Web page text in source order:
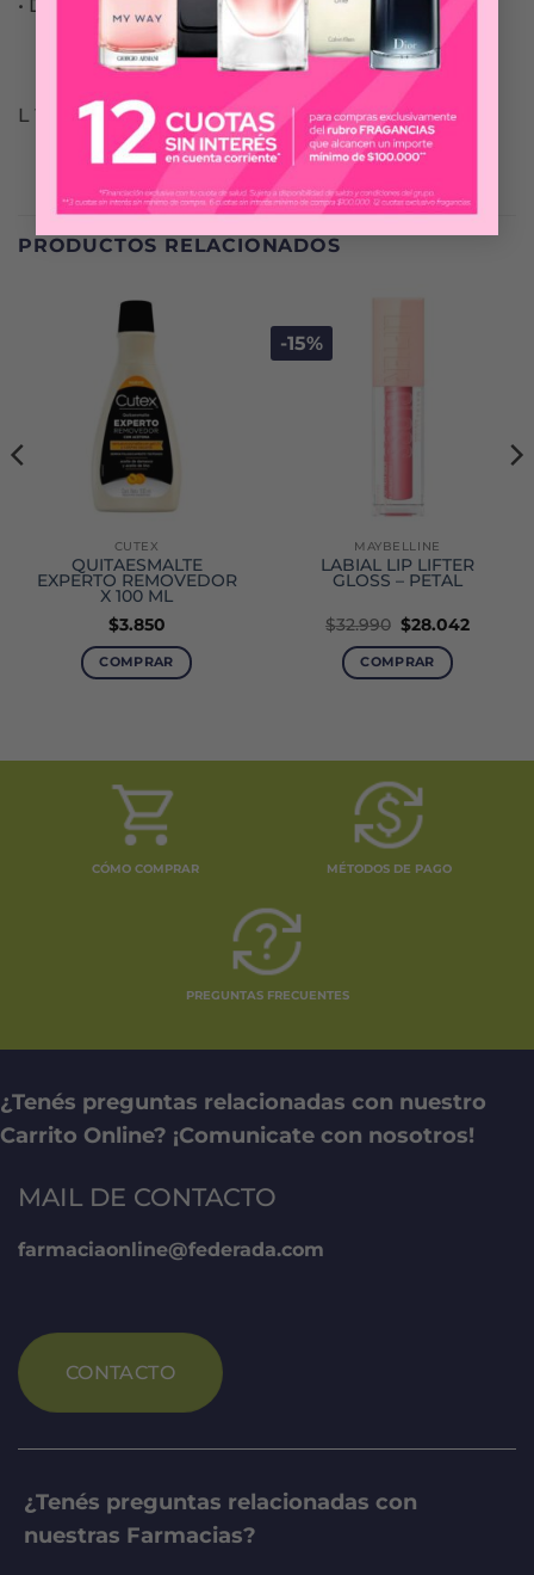
• Disponible en 10 tonos
L´OREÁL
PRODUCTOS RELACIONADOS
CUTEX
QUITAESMALTE
EXPERTO REMOVEDOR
X 100 ML
$3.850
COMPRAR
-15%
MAYBELLINE
LABIAL LIP LIFTER
GLOSS – PETAL
$32.990 El
precio
original
era:
$32.990.
$28.042El
COMPRAR
CÓMO COMPRAR MÉTODOS DE PAGO
PREGUNTAS FRECUENTES
¿Tenés preguntas relacionadas con nuestro
Carrito Online? ¡Comunicate con nosotros!
MAIL DE CONTACTO
farmaciaonline@federada.com
CONTACTO
¿Tenés preguntas relacionadas con
nuestras Farmacias?